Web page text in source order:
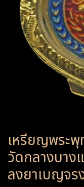
เหรียญพระ
วัดกลางบาง
ลงยาเบญจร